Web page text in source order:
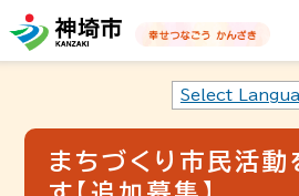
音声読み上げ用ナビゲーションです。
本文へ移動します
ページ最後（フッター）へ移動します
音声読み上げ用ナビゲーションはここまでです
Select
まちづくり市民活動